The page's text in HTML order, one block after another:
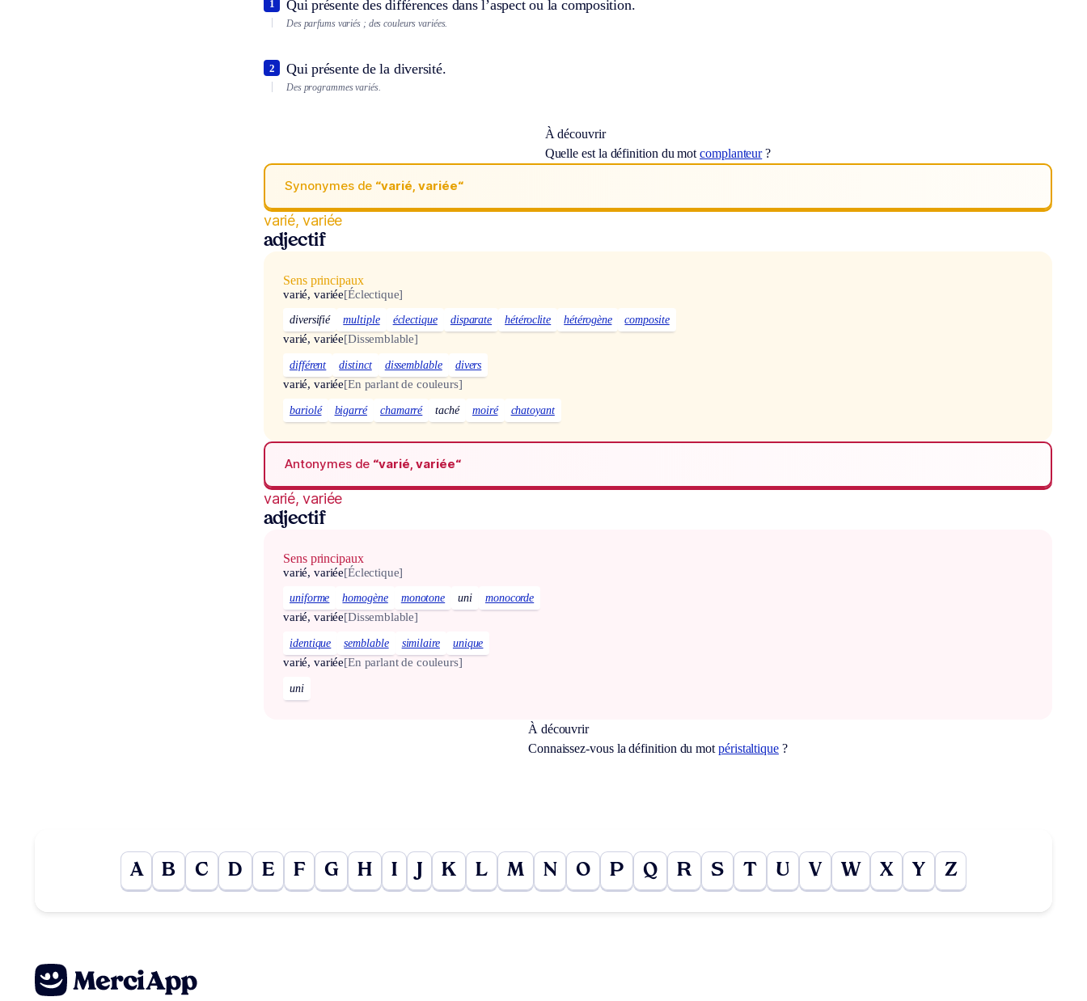
Qui présente des différences dans l’aspect ou la composition.
1
Des parfums variés ; des couleurs variées.
Qui présente de la diversité.
2
Des programmes variés.
À découvrir
Quelle est la définition du motcomplanteur?
Synonymes de “varié, variée“
varié, variée
adjectif
Sens principaux
varié, variée[Éclectique]
diversifié multiple éclectique disparate hétéroclite hétérogène composite
varié, variée[Dissemblable]
différent distinct dissemblable divers
varié, variée[En parlant de couleurs]
bariolé bigarré chamarré taché moiré chatoyant
Antonymes de “varié, variée“
varié, variée
adjectif
Sens principaux
varié, variée[Éclectique]
uniforme homogène monotone uni monocorde
varié, variée[Dissemblable]
identique semblable similaire unique
varié, variée[En parlant de couleurs]
uni
À découvrir
Connaissez-vous la définition du mot péristaltique?
A B C D E F G H I J K L M N O P Q R S T U V W X Y Z